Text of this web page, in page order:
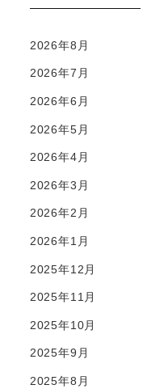
2026年8月
2026年7月
2026年6月
2026年5月
2026年4月
2026年3月
2026年2月
2026年1月
2025年12月
2025年11月
2025年10月
2025年9月
2025年8月